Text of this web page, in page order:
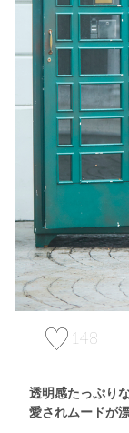
148
透明感たっぷり
愛されムードが